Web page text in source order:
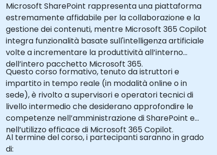
Microsoft SharePoint rappresenta una piattaforma
estremamente affidabile per la collaborazione e la
gestione dei contenuti, mentre Microsoft 365 Copilot
integra funzionalità basate sull'intelligenza artificiale
volte a incrementare la produttività all’interno
dell’intero pacchetto Microsoft 365.
Questo corso formativo, tenuto da istruttori e
impartito in tempo reale (in modalità online o in
sede), è rivolto a supervisori e operatori tecnici di
livello intermedio che desiderano approfondire le
competenze nell’amministrazione di SharePoint e
nell’utilizzo efficace di Microsoft 365 Copilot.
Al termine del corso, i partecipanti saranno in grado
di: